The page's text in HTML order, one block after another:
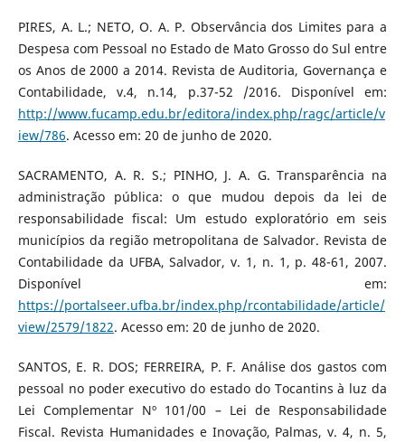
PIRES, A. L.; NETO, O. A. P. Observância dos Limites para a
Despesa com Pessoal no Estado de Mato Grosso do Sul entre
os Anos de 2000 a 2014. Revista de Auditoria, Governança e
Contabilidade, v.4, n.14, p.37-52 /2016. Disponível em:
http://www.fucamp.edu.br/editora/index.php/ragc/article/v
iew/786. Acesso em: 20 de junho de 2020.
SACRAMENTO, A. R. S.; PINHO, J. A. G. Transparência na
administração pública: o que mudou depois da lei de
responsabilidade fiscal: Um estudo exploratório em seis
municípios da região metropolitana de Salvador. Revista de
Contabilidade da UFBA, Salvador, v. 1, n. 1, p. 48-61, 2007.
Disponível em:
https://portalseer.ufba.br/index.php/rcontabilidade/article/
view/2579/1822. Acesso em: 20 de junho de 2020.
SANTOS, E. R. DOS; FERREIRA, P. F. Análise dos gastos com
pessoal no poder executivo do estado do Tocantins à luz da
Lei Complementar Nº 101/00 – Lei de Responsabilidade
Fiscal. Revista Humanidades e Inovação, Palmas, v. 4, n. 5,